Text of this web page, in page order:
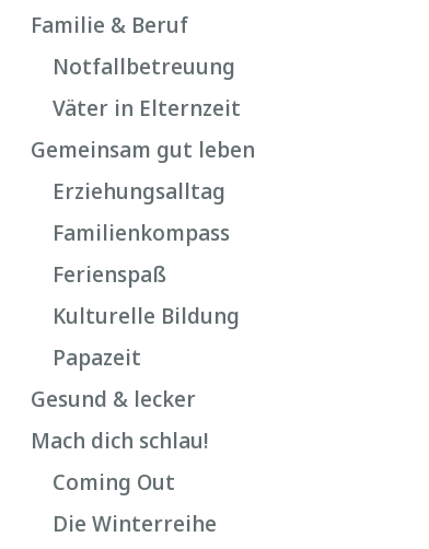
Familie & Beruf
Notfallbetreuung
Väter in Elternzeit
Gemeinsam gut leben
Erziehungsalltag
Familienkompass
Ferienspaß
Kulturelle Bildung
Papazeit
Gesund & lecker
Mach dich schlau!
Coming Out
Die Winterreihe